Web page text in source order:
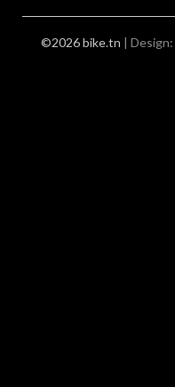
©2026 bike.tn | Design: